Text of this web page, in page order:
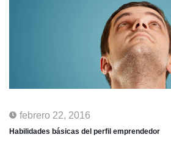
febrero 22, 2016
Habilidades básicas del perfil emprendedor